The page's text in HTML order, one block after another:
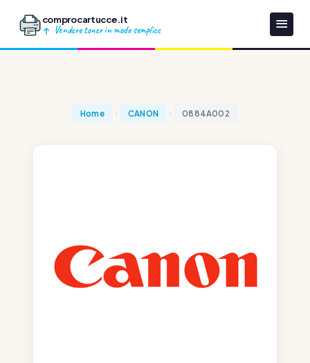
comprocartucce.it
Vendere toner in modo semplice
Home CANON 0884A002